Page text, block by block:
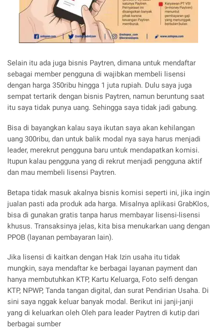
Selain itu ada juga bisnis Paytren, dimana untuk mendaftar
sebagai member pengguna di wajibkan membeli lisensi
dengan harga 350ribu hingga 1 juta rupiah. Dulu saya juga
sempat tertarik dengan bisnis Paytren, namun beruntung saat
itu saya tidak punya uang. Sehingga saya tidak jadi gabung.
Bisa di bayangkan kalau saya ikutan saya akan kehilangan
uang 300ribu, dan untuk balik modal nya saya harus menjadi
leader, merekrut pengguna baru untuk mendapatkan komisi.
Itupun kalau pengguna yang di rekrut menjadi pengguna aktif
dan mau membeli lisensi Paytren.
Betapa tidak masuk akalnya bisnis komisi seperti ini, jika ingin
jualan pasti ada produk ada harga. Misalnya aplikasi GrabKIos,
bisa di gunakan gratis tanpa harus membayar lisensi-lisensi
khusus. Transaksinya jelas, kita bisa menukarkan uang dengan
PPOB (layanan pembayaran lain).
Jika lisensi di kaitkan dengan Hak Izin usaha itu tidak
mungkin, saya mendaftar ke berbagai layanan payment dan
hanya membutuhkan KTP, Kartu Keluarga, Foto selfi dengan
KTP, NPWP, Tanda tangan digital, dan surat Pendirian Usaha. Di
sini saya nggak keluar banyak modal. Berikut ini janji-janji
yang di keluarkan oleh Oleh para leader Paytren di kutip dari
berbagai sumber